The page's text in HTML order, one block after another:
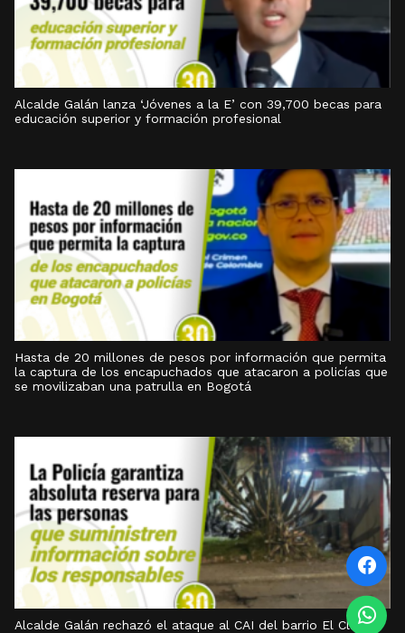
Alcalde Galán lanza ‘Jóvenes a la E’ con 39,700 becas para
educación superior y formación profesional
Hasta de 20 millones de pesos por información que permita
la captura de los encapuchados que atacaron a policías que
se movilizaban una patrulla en Bogotá
Alcalde Galán rechazó el ataque al CAI del barrio El Claret